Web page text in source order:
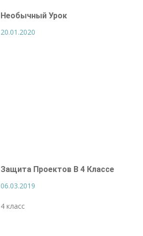
Необычный Урок
20.01.2020
Защита Проектов В 4 Классе
06.03.2019
4 класс